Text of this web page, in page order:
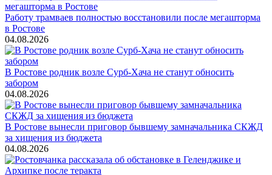
Работу трамваев полностью восстановили после мегашторма
в Ростове
04.08.2026
В Ростове родник возле Сурб-Хача не станут обносить
забором
04.08.2026
В Ростове вынесли приговор бывшему замначальника СКЖД
за хищения из бюджета
04.08.2026